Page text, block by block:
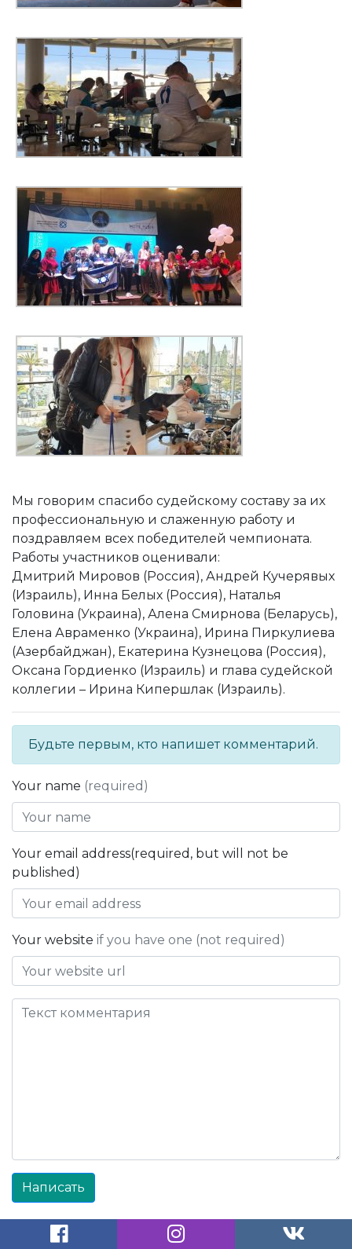
Мы говорим спасибо судейскому составу за их
профессиональную и слаженную работу и
поздравляем всех победителей чемпионата.
Работы участников оценивали:
Дмитрий Мировов (Россия), Андрей Кучерявых
(Израиль), Инна Белых (Россия), Наталья
Головина (Украина), Алена Смирнова (Беларусь),
Елена Авраменко (Украина), Ирина Пиркулиева
(Азербайджан), Екатерина Кузнецова (Россия),
Оксана Гордиенко (Израиль) и глава судейской
коллегии – Ирина Кипершлак (Израиль).
Будьте первым, кто напишет комментарий.
Your name (required)
Your email address(required, but will not be
published)
Your website if you have one (not required)